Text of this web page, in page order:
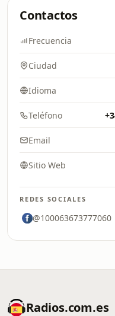
Contactos
Frecuencia
Ciudad
Idioma
Teléfono
Email
Sitio Web
REDES SOCIALES
@100063673777060
Radios.com.es